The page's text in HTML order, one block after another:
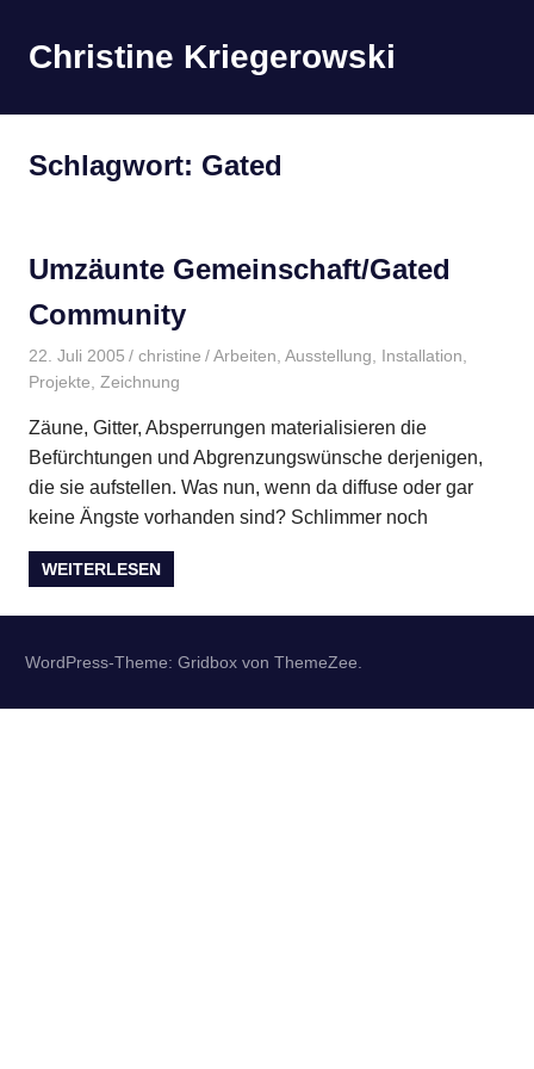
Inhalt
springen
Christine Kriegerowski
Schlagwort: Gated
Umzäunte Gemeinschaft/Gated
Community
22. Juli 2005 christine Arbeiten Ausstellung Installation
Projekte
Zeichnung
Zäune, Gitter, Absperrungen materialisieren die
Befürchtungen und Abgrenzungswünsche derjenigen,
die sie aufstellen. Was nun, wenn da diffuse oder gar
keine Ängste vorhanden sind? Schlimmer noch
WEITERLESEN
WordPress-Theme: Gridbox von ThemeZee.